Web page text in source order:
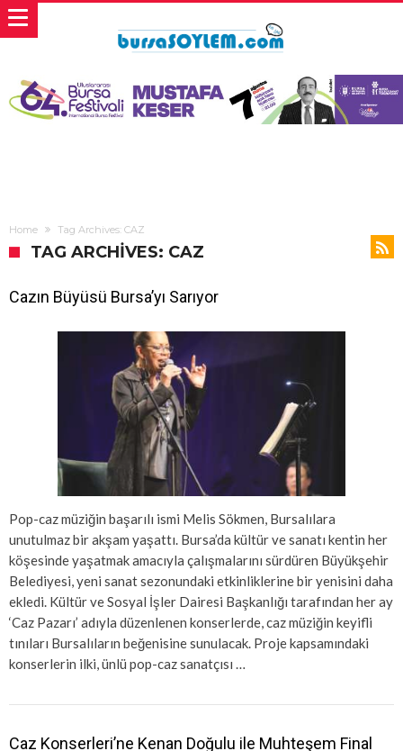
Home Tag Archives: CAZ
TAG ARCHIVES: CAZ
Cazın Büyüsü Bursa’yı Sarıyor
Pop-caz müziğin başarılı ismi Melis Sökmen, Bursalılara
unutulmaz bir akşam yaşattı. Bursa’da kültür ve sanatı kentin her
köşesinde yaşatmak amacıyla çalışmalarını sürdüren Büyükşehir
Belediyesi, yeni sanat sezonundaki etkinliklerine bir yenisini daha
ekledi. Kültür ve Sosyal İşler Dairesi Başkanlığı tarafından her ay
‘Caz Pazarı’ adıyla düzenlenen konserlerde, caz müziğin keyifli
tınıları Bursalıların beğenisine sunulacak. Proje kapsamındaki
konserlerin ilki, ünlü pop-caz sanatçısı …
Caz Konserleri’ne Kenan Doğulu ile Muhteşem Final